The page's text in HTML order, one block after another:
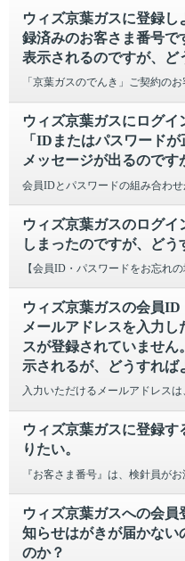
会社案内
株主・投資家の皆さま
安全・防災への取り組み
つぎの「うれしい！」へ。
ウィズ京葉ガスに登録
録済みのお客さま番号で
表示されるのですが、ど
「京葉ガスのでんき」ご契約の
ウィズ京葉ガスにログイ
「IDまたはパスワード
メッセージが出るのです
会員IDとパスワードの組み合わせ
ウィズ京葉ガスのログ
しまったのですが、どう
【会員ID・パスワードをお忘れ
ウィズ京葉ガスの会員
メールアドレスを入力
スが登録されていませ
示されるが、どうすれば
入力いただけるメールアドレス
ウィズ京葉ガスに登録
りたい。
『お客さま番号』は、検針員が
ウィズ京葉ガスへの会
知らせはがきが届かない
のか？